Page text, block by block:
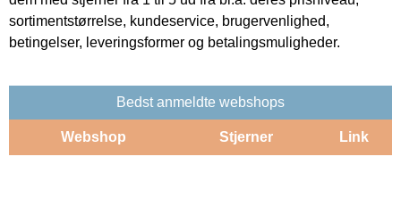
sortimentstørrelse, kundeservice, brugervenlighed,
betingelser, leveringsformer og betalingsmuligheder.
Bedst anmeldte webshops
Webshop Stjerner Link